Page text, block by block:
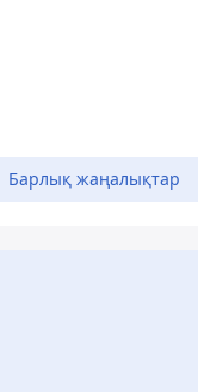
Барлық жаңалықтар